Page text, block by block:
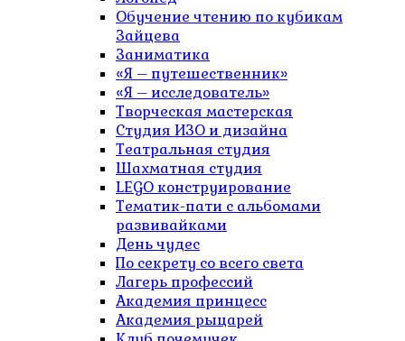
Обучение чтению по кубикам
Зайцева
Заниматика
«Я – путешественник»
«Я – исследователь»
Творческая мастерская
Студия ИЗО и дизайна
Театральная студия
Шахматная студия
LEGO конструирование
Тематик-пати с альбомами
развивайками
День чудес
По секрету со всего света
Лагерь профессий
Академия принцесс
Академия рыцарей